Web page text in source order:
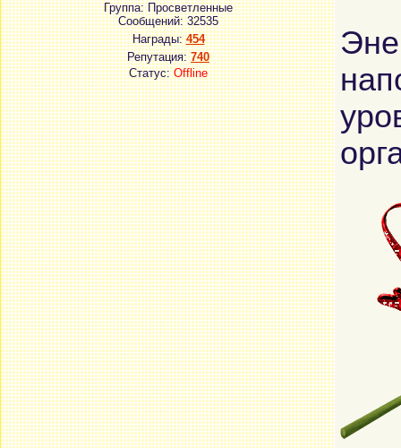
Группа: Просветленные
Сообщений:32535
Награды:454
Репутация:740
Статус:Offline